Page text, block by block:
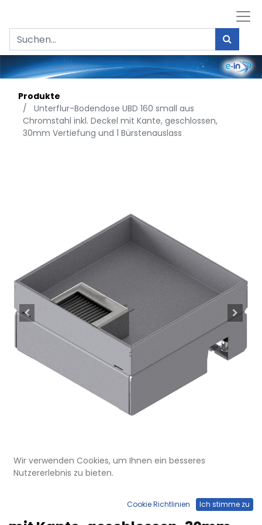
Produkte
Unterflur-Bodendose UBD 160 small aus
Chromstahl inkl. Deckel mit Kante, geschlossen,
30mm Vertiefung und 1 Bürstenauslass
UBD 167 302
Unterflur-Bodendose UBD 160
small aus Chromstahl inkl. Deckel
Wir verwenden Cookies, um Ihnen ein besseres
Nutzererlebnis zu bieten.
Cookie Richtlinien Ich stimme zu